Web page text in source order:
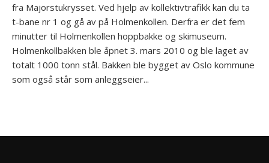
fra Majorstukrysset. Ved hjelp av kollektivtrafikk kan du ta
t-bane nr 1 og gå av på Holmenkollen. Derfra er det fem
minutter til Holmenkollen hoppbakke og skimuseum.
Holmenkollbakken ble åpnet 3. mars 2010 og ble laget av
totalt 1000 tonn stål. Bakken ble bygget av Oslo kommune
som også står som anleggseier...